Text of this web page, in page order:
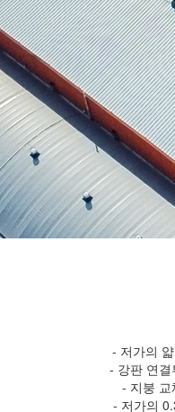
- 저가의
- 강판 연결
- 지붕 교
- 저가의